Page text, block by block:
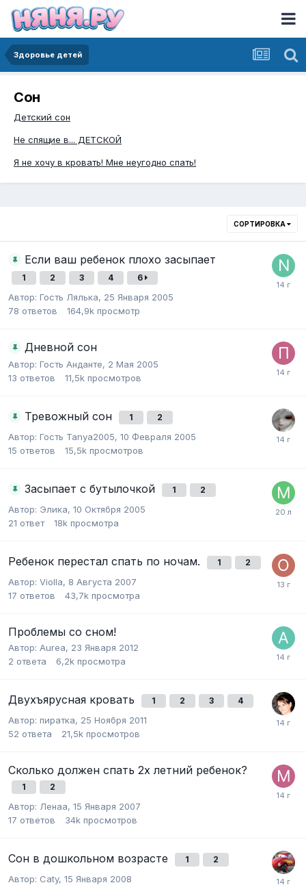
Здоровье детей
Сон
Детский сон
Не спящие в... ДЕТСКОЙ
Я не хочу в кровать! Мне неугодно спать!
СОРТИРОВКА
Если ваш ребенок плохо засыпает
1 2 3 4 6
Автор: Гость Лялька, 25 Января 2005
78 ответов 164,9k просмотр
Дневной сон
Автор: Гость Анданте, 2 Мая 2005
13 ответов 11,5k просмотров
Тревожный сон 1 2
Автор: Гость Tanya2005, 10 Февраля 2005
15 ответов 15,5k просмотров
Засыпает с бутылочкой 1 2
Автор: Элика, 10 Октября 2005
21 ответ 18k просмотра
Ребенок перестал спать по ночам. 1 2
Автор: Violla, 8 Августа 2007
17 ответов 43,7k просмотра
Проблемы со сном!
Автор: Aurea, 23 Января 2012
2 ответа 6,2k просмотра
Двухъярусная кровать 1 2 3 4
Автор: пиратка, 25 Ноября 2011
52 ответа 21,5k просмотров
Сколько должен спать 2х летний ребенок?
1 2
Автор: Ленаа, 15 Января 2007
17 ответов 34k просмотров
Сон в дошкольном возрасте 1 2
Автор: Caty, 15 Января 2008